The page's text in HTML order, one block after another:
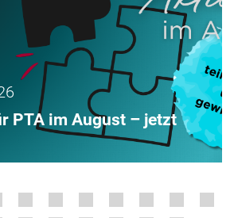
PTA im August – jetzt